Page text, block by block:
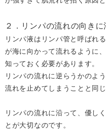
２．リンパの流れの向き
リンパ液はリンパ管と呼ばれ
が海に向かって流れるように
知っておく必要があります。
リンパの流れに逆らうかのよ
流れを止めてしまうことと同
リンパの流れに沿って、優し
とが大切なのです。